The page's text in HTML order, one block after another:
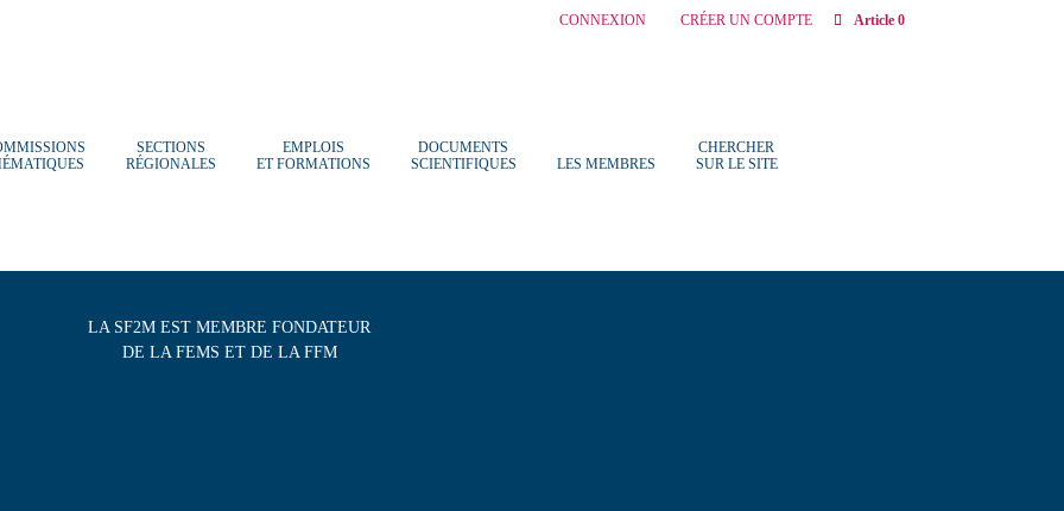
CONNEXION CRÉER UN COMPTE Article 0
SECTIONS
RÉGIONALES
EMPLOIS
ET FORMATIONS
DOCUMENTS
SCIENTIFIQUES
LES MEMBRES
CHERCHER
SUR LE SITE
LA SF2M EST MEMBRE FONDATEUR
DE LA FEMS ET DE LA FFM